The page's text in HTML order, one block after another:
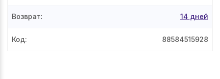
Возврат: 14 дней
Код: 88584515928